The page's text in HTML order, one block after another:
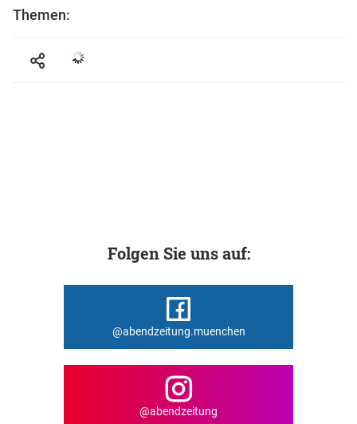
Themen:
Folgen Sie uns auf:
@abendzeitung.muenchen
@abendzeitung